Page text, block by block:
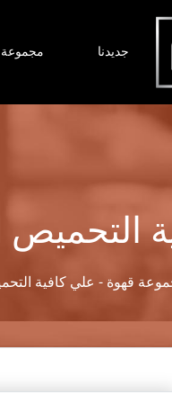
جديدنا مجموعة
قهوة - علي كافية